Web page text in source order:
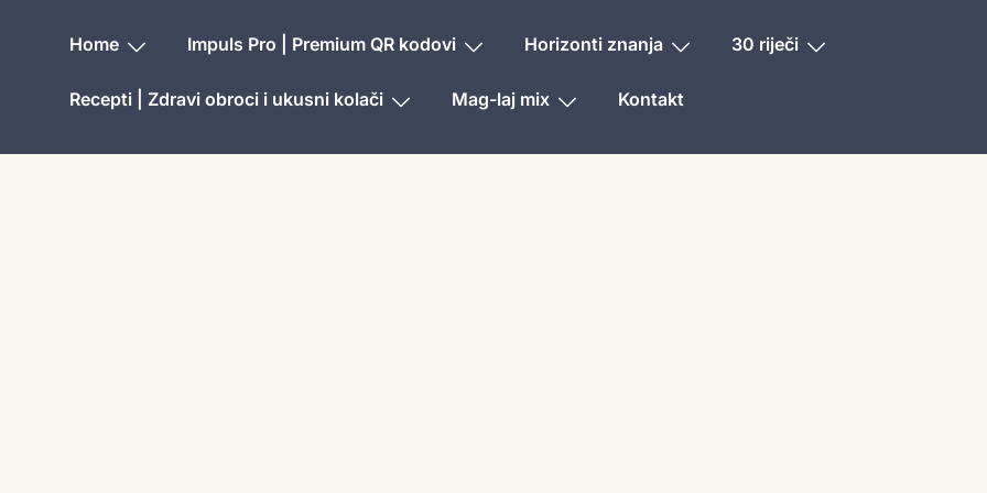
Home Impuls Pro | Premium QR kodovi Horizonti znanja 30 riječi
Recepti | Zdravi obroci i ukusni kolači Mag-laj mix Kontakt